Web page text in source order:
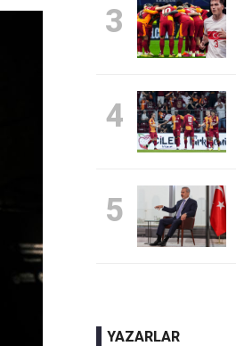
3
4
5
YAZARLAR